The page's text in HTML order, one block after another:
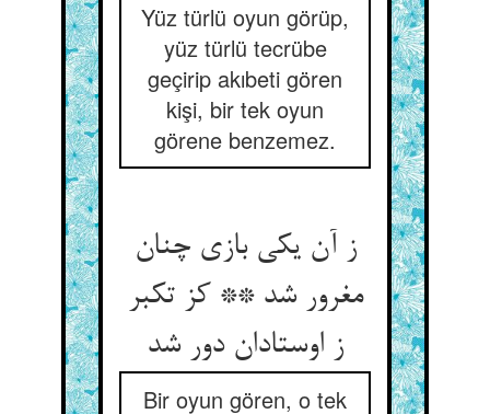
Yüz türlü oyun görüp,
yüz türlü tecrübe
geçirip akıbeti gören
kişi, bir tek oyun
görene benzemez.
ز آن یکی بازی چنان
مغرور شد ** کز تکبر
ز اوستادان دور شد
Bir oyun gören, o tek